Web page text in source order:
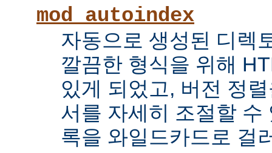
mod_autoindex
자동으로 생성된 디렉
깔끔한 형식을 위해
있게 되었고, 버전 정
서를 자세히 조절할 수
록을 와일드카드로 걸